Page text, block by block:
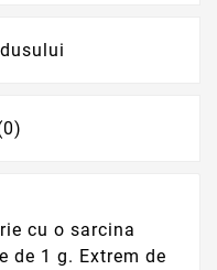
cu o sarcina
de 1 g. Extrem de